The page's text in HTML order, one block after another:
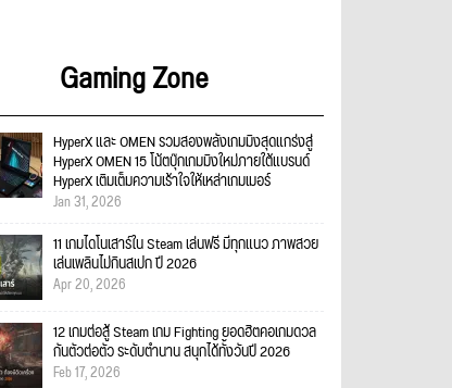
Gaming Zone
HyperX และ OMEN รวมสองพลังเกมมิงสุดแกร่งสู่
HyperX OMEN 15 โน้ตบุ๊กเกมมิงใหม่ภายใต้แบรนด์
HyperX เติมเต็มความเร้าใจให้เหล่าเกมเมอร์
Jan 31, 2026
11 เกมไดโนเสาร์ใน Steam เล่นฟรี มีทุกแนว ภาพสวย
เล่นเพลินไม่กินสเปก ปี 2026
Apr 20, 2026
12 เกมต่อสู้ Steam เกม Fighting ยอดฮิตคอเกมดวล
กันตัวต่อตัว ระดับตำนาน สนุกได้ทั้งวันปี 2026
Feb 17, 2026